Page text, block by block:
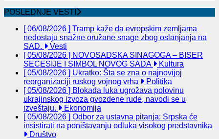
POSLEDNJE VESTI
[ 06/08/2026 ] Tramp kaže da evropskim zemljama
nedostaju snažne oružane snage zbog oslanjanja na
SAD.
Vesti
[ 05/08/2026 ] NOVOSADSKA SINAGOGA – BISER
SECESIJE I SIMBOL NOVOG SADA
Kultura
[ 05/08/2026 ] Ukratko: Šta se zna o najnovijoj
reorganizaciji ruskog vojnog vrha
Politika
[ 05/08/2026 ] Blokada luka ugrožava polovinu
ukrajinskog izvoza gvozdene rude, navodi se u
izveštaju.
Ekonomija
[ 05/08/2026 ] Odbor za ustavna pitanja: Srpska će
insistirati na poništavanju odluka visokog predstavnika
Društvo